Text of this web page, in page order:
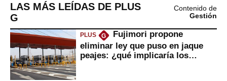
LAS MÁS LEÍDAS DE PLUS
G
Contenido de
Gestión
PLUS G
Fujimori propone
eliminar ley que puso en jaque
peajes: ¿qué implicaría los